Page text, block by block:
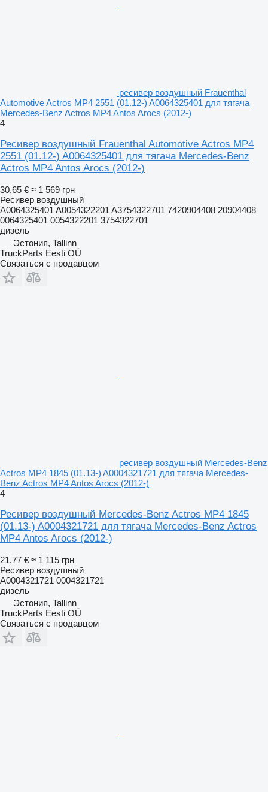
ресивер воздушный Frauenthal
Automotive Actros MP4 2551 (01.12-) A0064325401 для тягача
Mercedes-Benz Actros MP4 Antos Arocs (2012-)
4
Ресивер воздушный Frauenthal Automotive Actros MP4
2551 (01.12-) A0064325401 для тягача Mercedes-Benz
Actros MP4 Antos Arocs (2012-)
30,65 € ≈ 1 569 грн
Ресивер воздушный
A0064325401 A0054322201 A3754322701 7420904408 20904408
0064325401 0054322201 3754322701
дизель
Эстония, Tallinn
TruckParts Eesti OÜ
Связаться с продавцом
ресивер воздушный Mercedes-Benz
Actros MP4 1845 (01.13-) A0004321721 для тягача Mercedes-
Benz Actros MP4 Antos Arocs (2012-)
4
Ресивер воздушный Mercedes-Benz Actros MP4 1845
(01.13-) A0004321721 для тягача Mercedes-Benz Actros
MP4 Antos Arocs (2012-)
21,77 € ≈ 1 115 грн
Ресивер воздушный
A0004321721 0004321721
дизель
Эстония, Tallinn
TruckParts Eesti OÜ
Связаться с продавцом